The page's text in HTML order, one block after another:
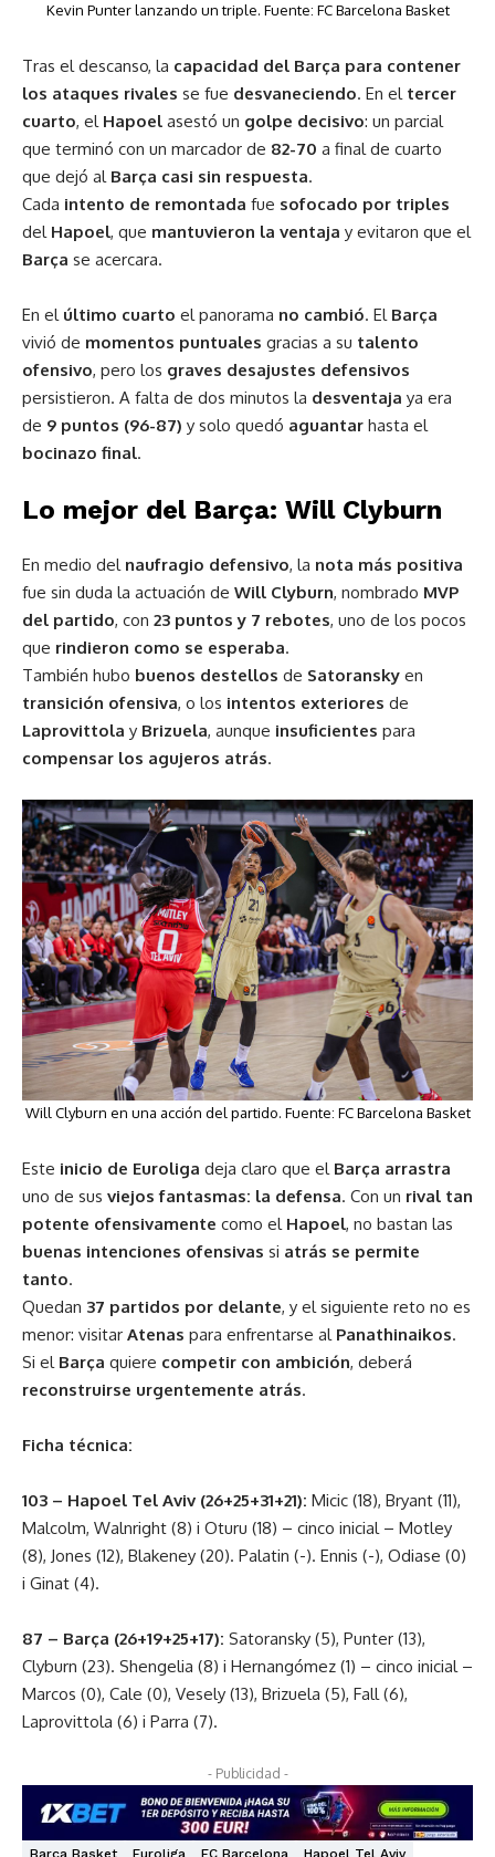
Kevin Punter lanzando un triple. Fuente: FC Barcelona Basket
Tras el descanso, la capacidad del Barça para contener
los ataques rivales se fue desvaneciendo. En el tercer
cuarto, el Hapoel asestó un golpe decisivo: un parcial
que terminó con un marcador de 82-70 a final de cuarto
que dejó al Barça casi sin respuesta.
Cada intento de remontada fue sofocado por triples
del Hapoel, que mantuvieron la ventaja y evitaron que el
Barça se acercara.
En el último cuarto el panorama no cambió. El Barça
vivió de momentos puntuales gracias a su talento
ofensivo, pero los graves desajustes defensivos
persistieron. A falta de dos minutos la desventaja ya era
de 9 puntos (96-87) y solo quedó aguantar hasta el
bocinazo final.
Lo mejor del Barça: Will Clyburn
En medio del naufragio defensivo, la nota más positiva
fue sin duda la actuación de Will Clyburn, nombrado MVP
del partido, con 23 puntos y 7 rebotes, uno de los pocos
que rindieron como se esperaba.
También hubo buenos destellos de Satoransky en
transición ofensiva, o los intentos exteriores de
Laprovittola y Brizuela, aunque insuficientes para
compensar los agujeros atrás.
Will Clyburn en una acción del partido. Fuente: FC Barcelona Basket
Este inicio de Euroliga deja claro que el Barça arrastra
uno de sus viejos fantasmas: la defensa. Con un rival tan
potente ofensivamente como el Hapoel, no bastan las
buenas intenciones ofensivas si atrás se permite
tanto.
Quedan 37 partidos por delante, y el siguiente reto no es
menor: visitar Atenas para enfrentarse al Panathinaikos.
Si el Barça quiere competir con ambición, deberá
reconstruirse urgentemente atrás.
Ficha técnica:
103 – Hapoel Tel Aviv (26+25+31+21): Micic (18), Bryant (11),
Malcolm, Walnright (8) i Oturu (18) – cinco inicial – Motley
(8), Jones (12), Blakeney (20). Palatin (-). Ennis (-), Odiase (0)
i Ginat (4).
87 – Barça (26+19+25+17): Satoransky (5), Punter (13),
Clyburn (23). Shengelia (8) i Hernangómez (1) – cinco inicial –
Marcos (0), Cale (0), Vesely (13), Brizuela (5), Fall (6),
Laprovittola (6) i Parra (7).
- Publicidad -